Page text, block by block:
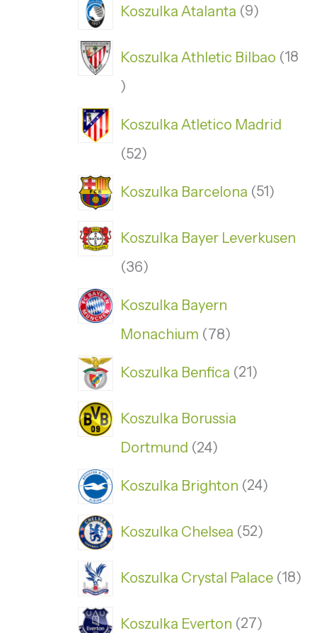
Koszulka Atalanta 9
Koszulka Athletic Bilbao 18
Koszulka Atletico Madrid
52
Koszulka Barcelona 51
Koszulka Bayer Leverkusen
36
Koszulka Bayern
Monachium
78
Koszulka Benfica 21
Koszulka Borussia
Dortmund
24
Koszulka Brighton 24
Koszulka Chelsea 52
Koszulka Crystal Palace 18
Koszulka Everton 27